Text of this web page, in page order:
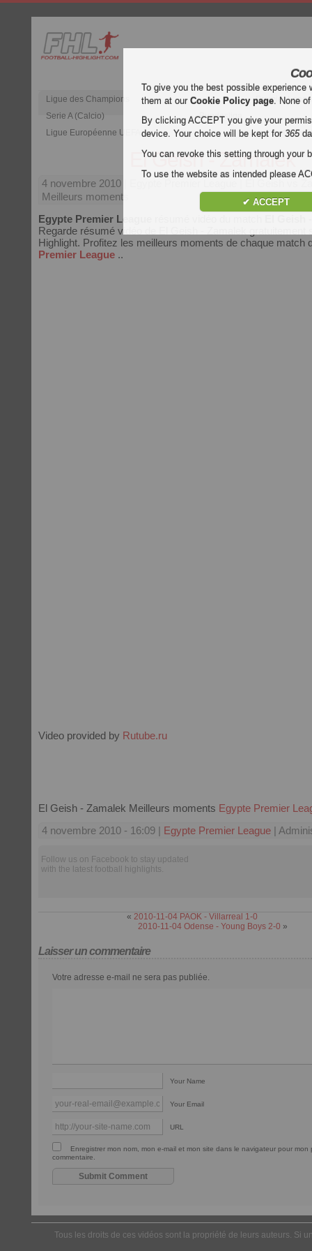
Ligue des Champions
Premier
Serie A (Calcio)
Bundesliga
Ligue Européenne UEFA
Qatar
El Geish - Zamalek
4 novembre 2010 | Egypte Premier League | El Geish vs
Meilleurs moments
Egypte Premier League
Regarde résumé vidéo de El Geish - Zamalek gratuitement
Highlight. Profitez les meilleurs moments de chaque match
Premier League ..
Video provided by Rutube.ru
El Geish - Zamalek Meilleurs moments Egypte Premier
4 novembre 2010 - 16:09 | Egypte Premier League |
Follow us on Facebook to stay updated
with the latest football highlights.
« 2010-11-04 PAOK - Villarreal 1-0
2010-11-04 Odense - Young Boys 2-0 »
Laisser un commentaire
Votre adresse e-mail ne sera pas publiée.
Your Name
Your Email
URL
Enregistrer mon nom, mon e-mail et mon site dans le navigateur pour mon
commentaire.
Tous les droits de ces vidéos sont la propriété de leurs auteurs. Si
To give you the best possible
them at ourCookie Policy page. None
By clicking ACCEPT you give your
device. Your choice will be kept for365
You can revoke this setting through your
To use the website as intended please
✔ ACCEPT